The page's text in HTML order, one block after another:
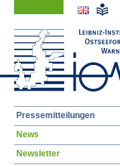
Navigation
Pressemitteilungen
News
Newsletter